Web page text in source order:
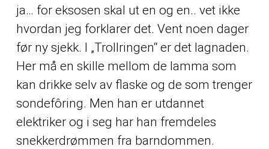
ja… for eksosen skal ut en og en.. vet ikke
hvordan jeg forklarer det. Vent noen dager
før ny sjekk. I „Trollringen“ er det lagnaden.
Her må en skille mellom de lamma som
kan drikke selv av flaske og de som trenger
sondefôring. Men han er utdannet
elektriker og i seg har han fremdeles
snekkerdrømmen fra barndommen.